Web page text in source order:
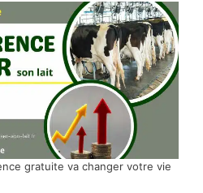
gratuite va changer votre vie